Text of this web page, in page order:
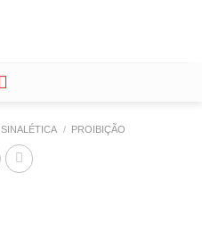
SINALÉTICA / PROIBIÇÃO